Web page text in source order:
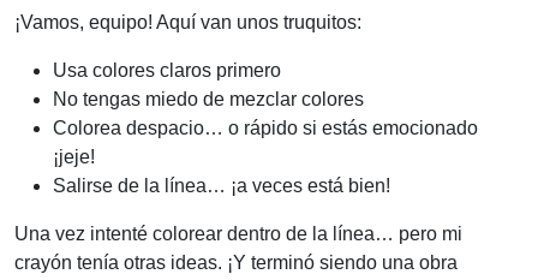
¡Vamos, equipo! Aquí van unos truquitos:
Usa colores claros primero
No tengas miedo de mezclar colores
Colorea despacio… o rápido si estás emocionado
¡jeje!
Salirse de la línea… ¡a veces está bien!
Una vez intenté colorear dentro de la línea… pero mi
crayón tenía otras ideas. ¡Y terminó siendo una obra